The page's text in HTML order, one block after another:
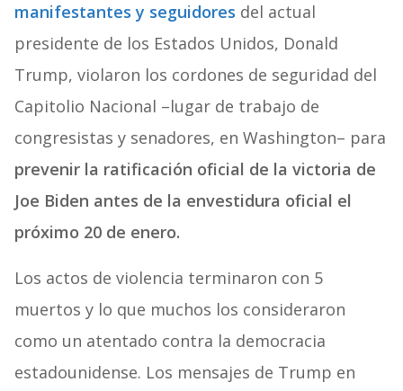
manifestantes y seguidores del actual
presidente de los Estados Unidos, Donald
Trump, violaron los cordones de seguridad del
Capitolio Nacional –lugar de trabajo de
congresistas y senadores, en Washington– para
prevenir la ratificación oficial de la victoria de
Joe Biden antes de la envestidura oficial el
próximo 20 de enero.
Los actos de violencia terminaron con 5
muertos y lo que muchos los consideraron
como un atentado contra la democracia
estadounidense. Los mensajes de Trump en